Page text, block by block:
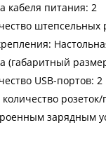
кабеля питания: 2
штепсельных
(габаритный
USB-портов: 2
розеток/
зарядным